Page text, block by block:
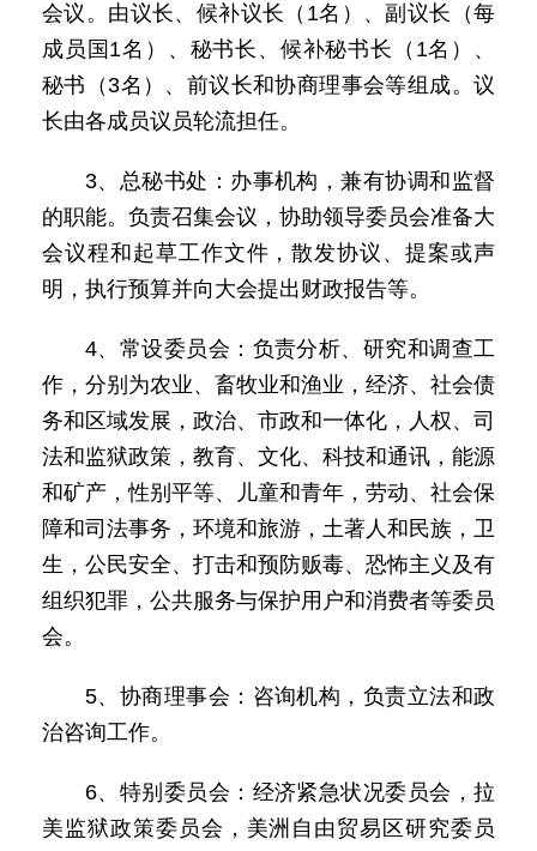
会议。由议长、候补议长（1名）、副议长（每
成员国1名）、秘书长、候补秘书长（1名）、
秘书（3名）、前议长和协商理事会等组成。议
长由各成员议员轮流担任。
3、总秘书处：办事机构，兼有协调和监督
的职能。负责召集会议，协助领导委员会准备大
会议程和起草工作文件，散发协议、提案或声
明，执行预算并向大会提出财政报告等。
4、常设委员会：负责分析、研究和调查工
作，分别为农业、畜牧业和渔业，经济、社会债
务和区域发展，政治、市政和一体化，人权、司
法和监狱政策，教育、文化、科技和通讯，能源
和矿产，性别平等、儿童和青年，劳动、社会保
障和司法事务，环境和旅游，土著人和民族，卫
生，公民安全、打击和预防贩毒、恐怖主义及有
组织犯罪，公共服务与保护用户和消费者等委员
会。
5、协商理事会：咨询机构，负责立法和政
治咨询工作。
6、特别委员会：经济紧急状况委员会，拉
美监狱政策委员会，美洲自由贸易区研究委员